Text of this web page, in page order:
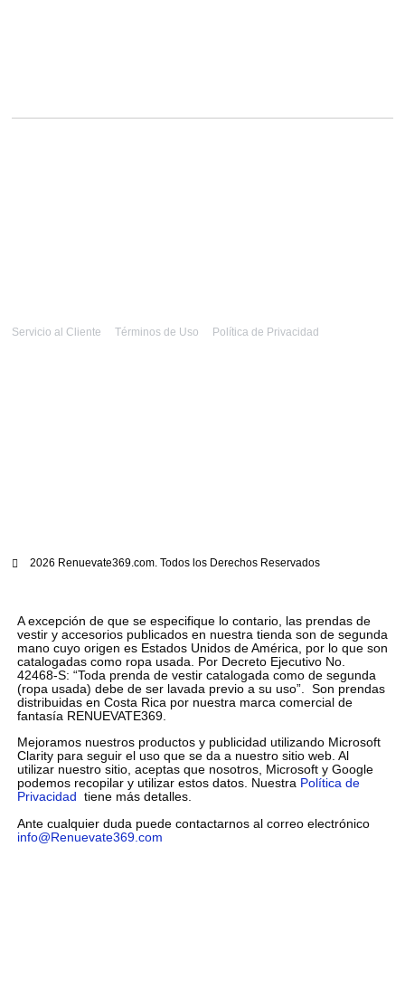
2026 Renuevate369.com. Todos los Derechos Reservados
Servicio al Cliente Términos de Uso Política de Privacidad
A excepción de que se especifique lo contario, las prendas de
vestir y accesorios publicados en nuestra tienda son de segunda
mano cuyo origen es Estados Unidos de América, por lo que son
catalogadas como ropa usada. Por Decreto Ejecutivo No.
42468-S: “Toda prenda de vestir catalogada como de segunda
(ropa usada) debe de ser lavada previo a su uso”. Son prendas
distribuidas en Costa Rica por nuestra marca comercial de
fantasía RENUEVATE369.
Mejoramos nuestros productos y publicidad utilizando Microsoft
Clarity para seguir el uso que se da a nuestro sitio web. Al
utilizar nuestro sitio, aceptas que nosotros, Microsoft y Google
podemos recopilar y utilizar estos datos. Nuestra Política de
Privacidad tiene más detalles.
Ante cualquier duda puede contactarnos al correo electrónico
info@Renuevate369.com